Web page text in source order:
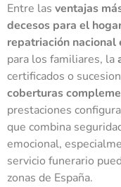
Entre las ventajas
decesos para el
repatriación nacional
para los familiares, la
certificados o
coberturas
prestaciones
que combina
emocional,
servicio funerario
zonas de España.